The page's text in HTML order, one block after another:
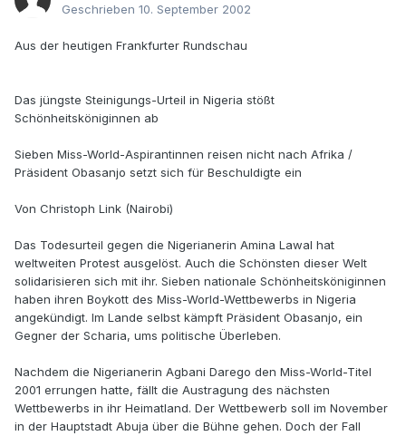
Geschrieben 10. September 2002
Aus der heutigen Frankfurter Rundschau
Das jüngste Steinigungs-Urteil in Nigeria stößt
Schönheitsköniginnen ab
Sieben Miss-World-Aspirantinnen reisen nicht nach Afrika /
Präsident Obasanjo setzt sich für Beschuldigte ein
Von Christoph Link (Nairobi)
Das Todesurteil gegen die Nigerianerin Amina Lawal hat
weltweiten Protest ausgelöst. Auch die Schönsten dieser Welt
solidarisieren sich mit ihr. Sieben nationale Schönheitsköniginnen
haben ihren Boykott des Miss-World-Wettbewerbs in Nigeria
angekündigt. Im Lande selbst kämpft Präsident Obasanjo, ein
Gegner der Scharia, ums politische Überleben.
Nachdem die Nigerianerin Agbani Darego den Miss-World-Titel
2001 errungen hatte, fällt die Austragung des nächsten
Wettbewerbs in ihr Heimatland. Der Wettbewerb soll im November
in der Hauptstadt Abuja über die Bühne gehen. Doch der Fall